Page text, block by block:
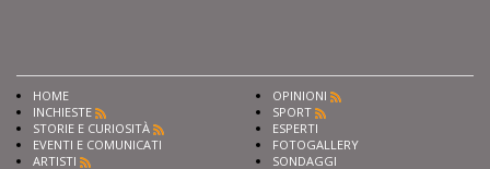
HOME
INCHIESTE
STORIE E CURIOSITÀ
EVENTI E COMUNICATI
ARTISTI
OPINIONI
SPORT
ESPERTI
FOTOGALLERY
SONDAGGI